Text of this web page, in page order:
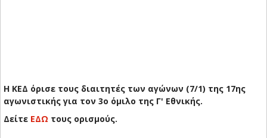
Η ΚΕΔ όρισε τους διαιτητές των αγώνων (7/1) της 17ης
αγωνιστικής για τον 3ο όμιλο της Γ' Εθνικής.
Δείτε ΕΔΩ τους ορισμούς.